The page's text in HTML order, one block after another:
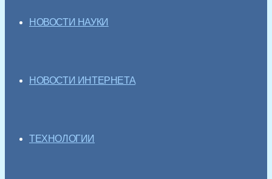
НОВОСТИ НАУКИ
НОВОСТИ ИНТЕРНЕТА
ТЕХНОЛОГИИ